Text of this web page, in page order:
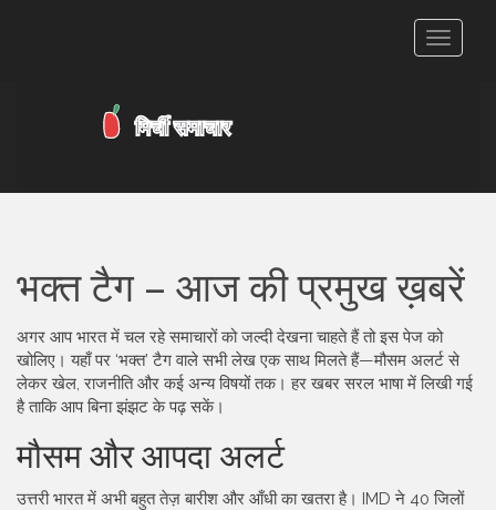
टॉगल
भक्‍त टैग – आज की प्रमुख ख़बरें
अगर आप भारत में चल रहे समाचारों को जल्दी देखना चाहते हैं तो इस पेज को
खोलिए। यहाँ पर ‘भक्‍त’ टैग वाले सभी लेख एक साथ मिलते हैं—मौसम अलर्ट से
लेकर खेल, राजनीति और कई अन्य विषयों तक। हर खबर सरल भाषा में लिखी गई
है ताकि आप बिना झंझट के पढ़ सकें।
मौसम और आपदा अलर्ट
उत्तरी भारत में अभी बहुत तेज़ बारीश और आँधी का खतरा है। IMD ने 40 जिलों